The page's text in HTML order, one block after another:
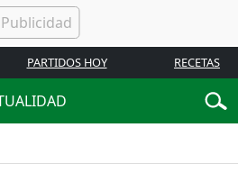
PARTIDOS HOY RECETAS